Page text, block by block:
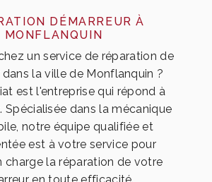
DÉMARREUR À
MONFLANQUIN
un service de réparation de
la ville de Monflanquin ?
est l'entreprise qui répond à
Spécialisée dans la mécanique
notre équipe qualifiée et
est à votre service pour
charge la réparation de votre
en toute efficacité.